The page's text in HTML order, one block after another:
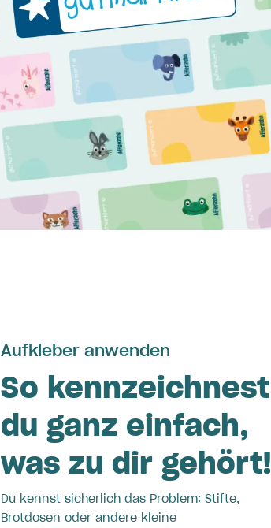
Aufkleber anwenden
So kennzeichnest
du ganz einfach,
was zu dir gehört!
Du kennst sicherlich das Problem: Stifte,
Brotdosen oder andere kleine